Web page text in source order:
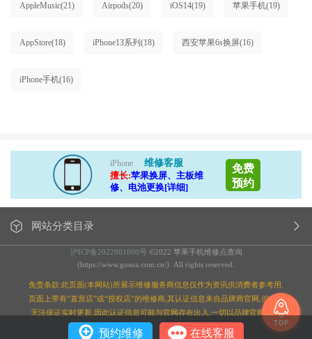
AppleMusic(21) Airpods(20) iOS14(19) 苹果手机(19)
AppStore(18) iPhone13系列 (18) 西安苹果6s换屏(16)
iPhone手机(16)
iPhone
维修客服
擅长:苹果换屏、主板维
修、电池更换[详细]
免费
预约
网站分类目录
沪ICP备2022001800号 ©2022 苹果手机维修点查询
(https://www.gosoa.com.cn/). All rights reserved.
免责条款:此页面(本网站)所展示维修服务商信息仅作为资讯供消费者参考用.
页面上带有“直营店”或“授权店”的维修商,其认证信息来自品牌商官网,但本站
无法保证实时更新,因此认证信息可能与官网存在出入,一切以品牌官网为准;
预约维修 在线客服